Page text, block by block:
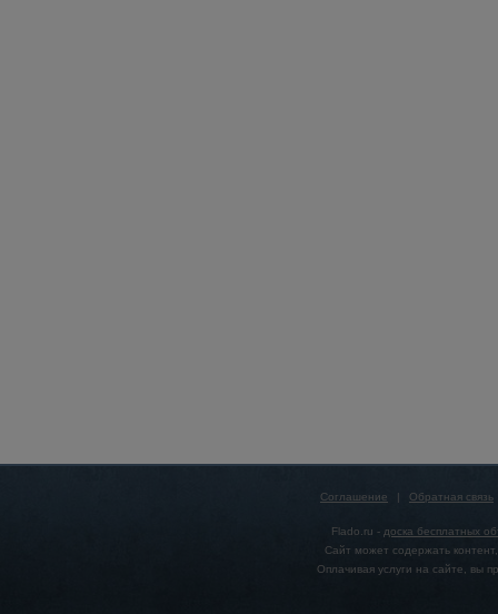
Соглашение | Обратная связь
Flado.ru - доска бесплатных
Сайт может содержать
Оплачивая услуги на сайте, вы